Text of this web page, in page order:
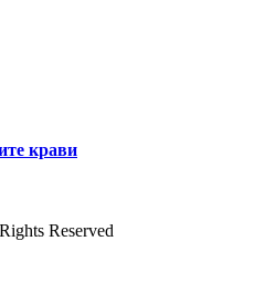
крави
Reserved